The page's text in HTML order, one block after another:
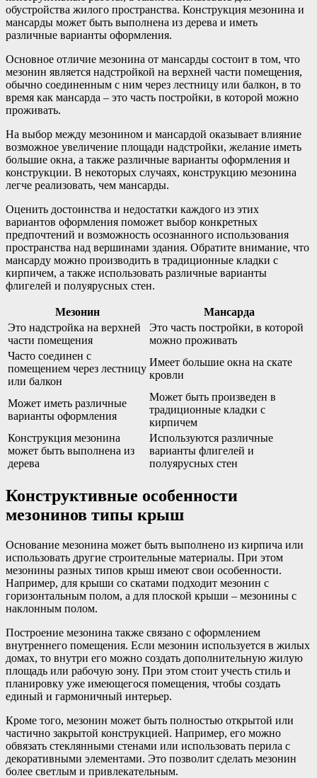
обустройства жилого пространства. Конструкция мезонина и
мансарды может быть выполнена из дерева и иметь
различные варианты оформления.
Основное отличие мезонина от мансарды состоит в том, что
мезонин является надстройкой на верхней части помещения,
обычно соединенным с ним через лестницу или балкон, в то
время как мансарда – это часть постройки, в которой можно
проживать.
На выбор между мезонином и мансардой оказывает влияние
возможное увеличение площади надстройки, желание иметь
большие окна, а также различные варианты оформления и
конструкции. В некоторых случаях, конструкцию мезонина
легче реализовать, чем мансарды.
Оценить достоинства и недостатки каждого из этих
вариантов оформления поможет выбор конкретных
предпочтений и возможность осознанного использования
пространства над вершинами здания. Обратите внимание, что
мансарду можно производить в традиционные кладки с
кирпичем, а также использовать различные варианты
флигелей и полуярусных стен.
Мезонин
Мансарда
Это надстройка на верхней
части помещения
Это часть постройки, в которой
можно проживать
Часто соединен с
помещением через лестницу
или балкон
Имеет большие окна на скате
кровли
Может иметь различные
варианты оформления
Может быть произведен в
традиционные кладки с
кирпичем
Конструкция мезонина
может быть выполнена из
дерева
Используются различные
варианты флигелей и
полуярусных стен
Конструктивные особенности
мезонинов типы крыш
Основание мезонина может быть выполнено из кирпича или
использовать другие строительные материалы. При этом
мезонины разных типов крыш имеют свои особенности.
Например, для крыши со скатами подходит мезонин с
горизонтальным полом, а для плоской крыши – мезонины с
наклонным полом.
Построение мезонина также связано с оформлением
внутреннего помещения. Если мезонин используется в жилых
домах, то внутри его можно создать дополнительную жилую
площадь или рабочую зону. При этом стоит учесть стиль и
планировку уже имеющегося помещения, чтобы создать
единый и гармоничный интерьер.
Кроме того, мезонин может быть полностью открытой или
частично закрытой конструкцией. Например, его можно
обвязать стеклянными стенами или использовать перила с
декоративными элементами. Это позволит сделать мезонин
более светлым и привлекательным.